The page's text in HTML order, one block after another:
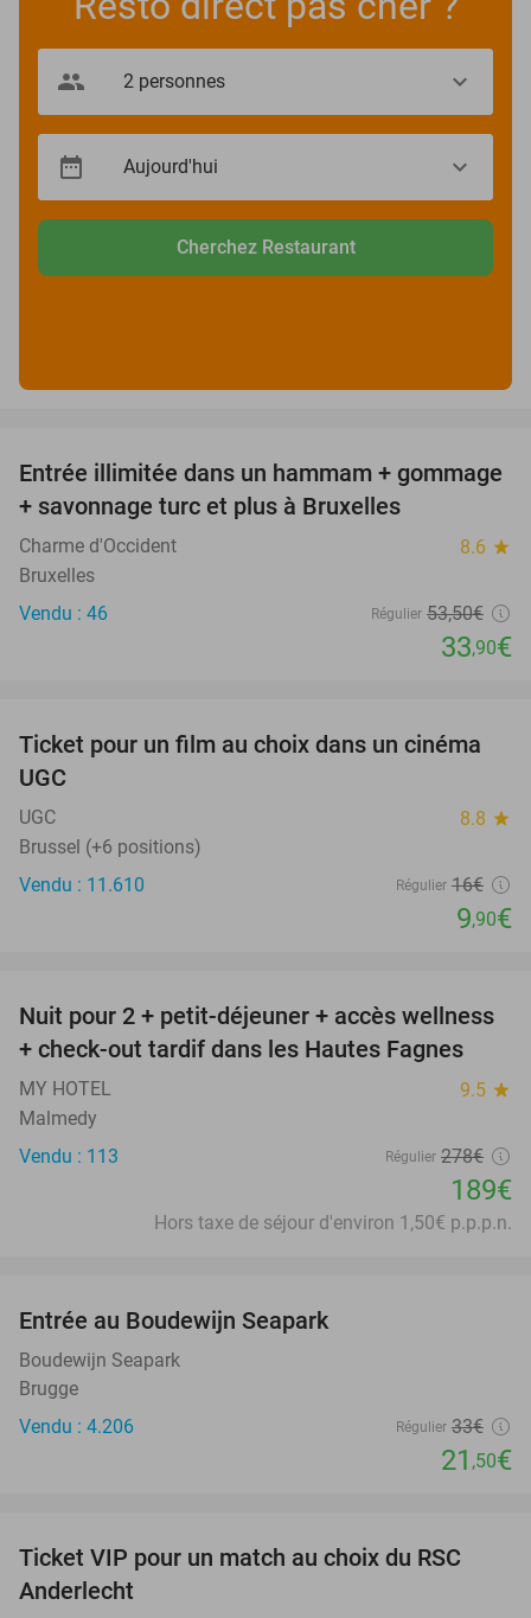
Cherchez Restaurant
37%
Entrée illimitée dans un hammam + gommage
+ savonnage turc et plus à Bruxelles
Charme d'Occident 8.6 star
Bruxelles
Vendu : 46
Régulier 53,50€
33,90€
38%
Ticket pour un film au choix dans un cinéma
UGC
UGC 8.8 star
Brussel (+6 positions)
Vendu : 11.610
Régulier 16€
9,90€
32%
Nuit pour 2 + petit-déjeuner + accès wellness
+ check-out tardif dans les Hautes Fagnes
MY HOTEL 9.5 star
Malmedy
Vendu : 113
Régulier 278€
189€
Hors taxe de séjour d'environ 1,50€ p.p.p.n.
Entrée au Boudewijn Seapark
Boudewijn Seapark
Brugge
Vendu : 4.206
Régulier 33€
21 ,50€
70%
Ticket VIP pour un match au choix du RSC
Anderlecht